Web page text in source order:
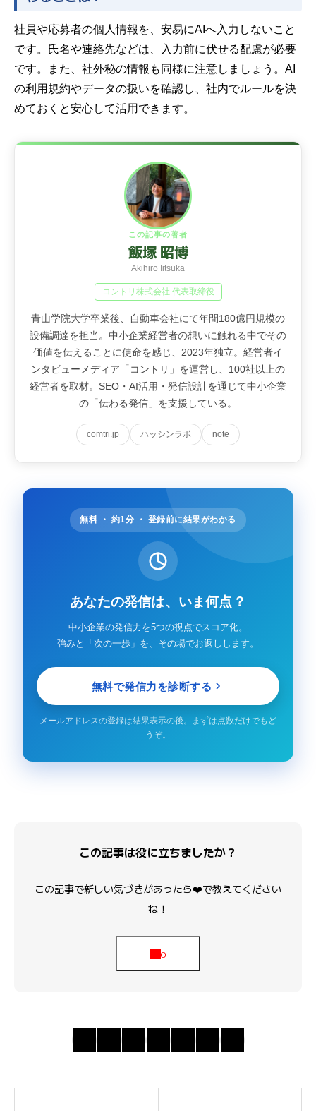
社員や応募者の個人情報を、安易にAIへ入力しないこと
です。氏名や連絡先などは、入力前に伏せる配慮が必要
です。また、社外秘の情報も同様に注意しましょう。AI
の利用規約やデータの扱いを確認し、社内でルールを決
めておくと安心して活用できます。
この記事の著者
飯塚 昭博
Akihiro Iitsuka
コントリ株式会社 代表取締役
青山学院大学卒業後、自動車会社にて年間180億円規模の
設備調達を担当。中小企業経営者の想いに触れる中でその
価値を伝えることに使命を感じ、2023年独立。経営者イ
ンタビューメディア「コントリ」を運営し、100社以上の
経営者を取材。SEO・AI活用・発信設計を通じて中小企業
の「伝わる発信」を支援している。
comtri.jp ハッシンラボ note
無料 ・ 約1分 ・ 登録前に結果がわかる
あなたの発信は、いま何点？
中小企業の発信力を5つの視点でスコア化。
強みと「次の一歩」を、その場でお返しします。
無料で発信力を診断する
メールアドレスの登録は結果表示の後。まずは点数だけでもど
うぞ。
この記事は役に立ちましたか？
この記事で新しい気づきがあったら❤️で教えてください
ね！